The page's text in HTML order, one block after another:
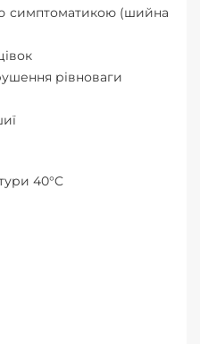
симптоматикою (шийна
рівноваги
40°C